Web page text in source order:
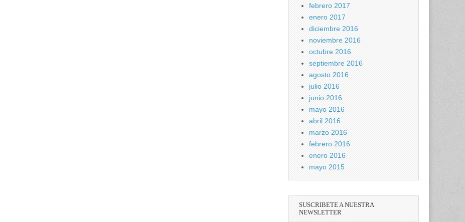
febrero 2017
enero 2017
diciembre 2016
noviembre 2016
octubre 2016
septiembre 2016
agosto 2016
julio 2016
junio 2016
mayo 2016
abril 2016
marzo 2016
febrero 2016
enero 2016
mayo 2015
SUSCRIBETE A NUESTRA
NEWSLETTER